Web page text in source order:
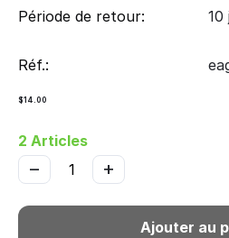
Période de retour: 10
Réf.:
$14.00
2 Articles
+
−
Ajouter au